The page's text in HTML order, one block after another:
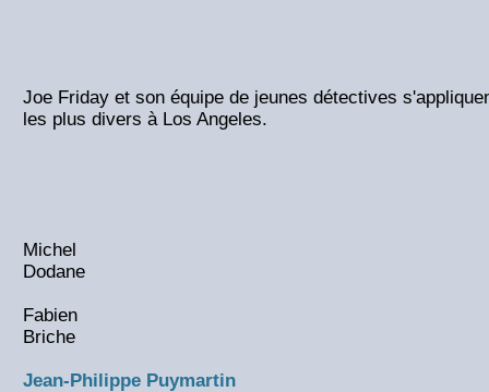
Joe Friday et son équipe de jeunes détectives
les plus divers à Los Angeles.
Michel
Dodane
Fabien
Briche
Jean-Philippe Puymartin